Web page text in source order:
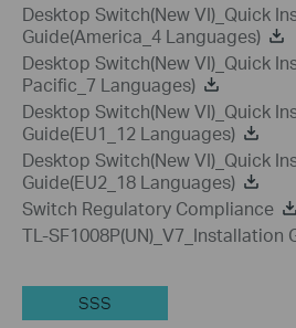
Desktop Switch(New VI)_Quick
Guide(America_4 Languages)
Desktop Switch(New VI)_Quick
Pacific_7 Languages)
Desktop Switch(New VI)_Quick
Guide(EU1_12 Languages)
Desktop Switch(New VI)_Quick
Guide(EU2_18 Languages)
Switch Regulatory Compliance
TL-SF1008P(UN)_V7_Installation
SSS